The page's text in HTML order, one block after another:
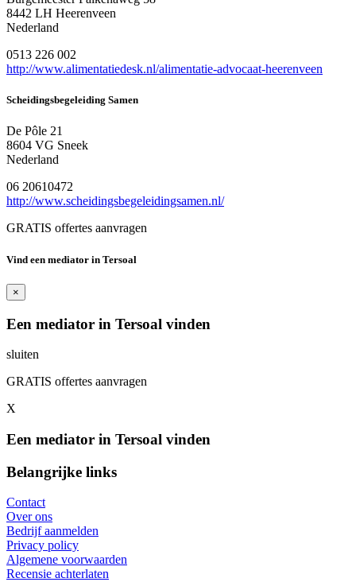
8442 LH Heerenveen
Nederland
0513 226 002
http://www.alimentatiedesk.nl/alimentatie-advocaat-heerenveen
Scheidingsbegeleiding Samen
De Pôle 21
8604 VG Sneek
Nederland
06 20610472
http://www.scheidingsbegeleidingsamen.nl/
GRATIS offertes aanvragen
Vind een mediator in Tersoal
×
Een mediator in Tersoal vinden
sluiten
GRATIS offertes aanvragen
X
Een mediator in Tersoal vinden
Belangrijke links
Contact
Over ons
Bedrijf aanmelden
Privacy policy
Algemene voorwaarden
Recensie achterlaten